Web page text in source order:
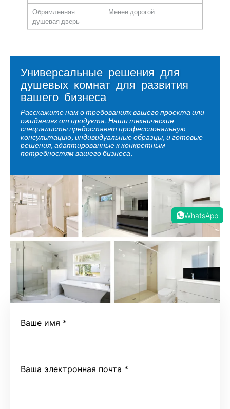
Обрамленная
душевая дверь
Менее дорогой
Универсальные решения для
душевых комнат для развития
вашего бизнеса
Расскажите нам о требованиях вашего проекта или
ожиданиях от продукта. Наши технические
специалисты предоставят профессиональную
консультацию, индивидуальные образцы, и готовые
решения, адаптированные к конкретным
потребностям вашего бизнеса.
Ваше имя *
Ваша электронная почта *
WhatsApp